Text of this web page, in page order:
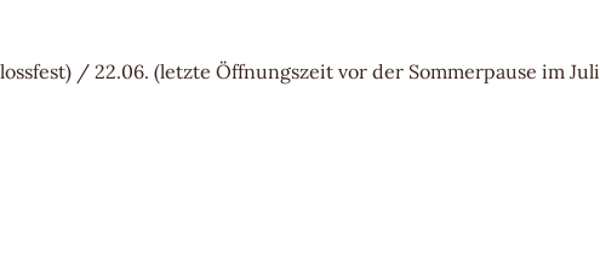
/ 22.06. (letzte Öffnungszeit vor der Sommerpause im Juli